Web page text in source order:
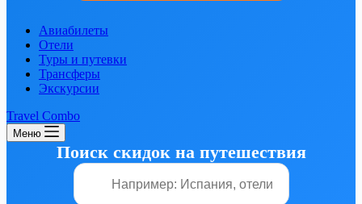
Авиабилеты
Отели
Туры и путевки
Трансферы
Экскурсии
Travel Combo
Меню
Поиск скидок на путешествия